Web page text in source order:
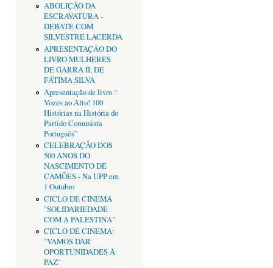
ABOLIÇÃO DA
ESCRAVATURA -
DEBATE COM
SILVESTRE LACERDA
APRESENTAÇÂO DO
LIVRO MULHERES
DE GARRA II, DE
FÁTIMA SILVA
Apresentação de livro “
Vozes ao Alto! 100
Histórias na História do
Partido Comunista
Português”
CELEBRAÇÃO DOS
500 ANOS DO
NASCIMENTO DE
CAMÕES - Na UPP em
1 Outubro
CICLO DE CINEMA
"SOLIDARIEDADE
COM A PALESTINA"
CICLO DE CINEMA:
"VAMOS DAR
OPORTUNIDADES À
PAZ"